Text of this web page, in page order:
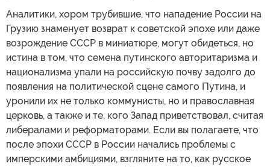
Аналитики, хором трубившие, что нападение России на
Грузию знаменует возврат к советской эпохе или даже
возрождение СССР в миниатюре, могут обидеться, но
истина в том, что семена путинского авторитаризма и
национализма упали на российскую почву задолго до
появления на политической сцене самого Путина, и
уронили их не только коммунисты, но и православная
церковь, а также и те, кого Запад приветствовал, считая
либералами и реформаторами. Если вы полагаете, что
после эпохи СССР в России начались проблемы с
имперскими амбициями, взгляните на то, как русское